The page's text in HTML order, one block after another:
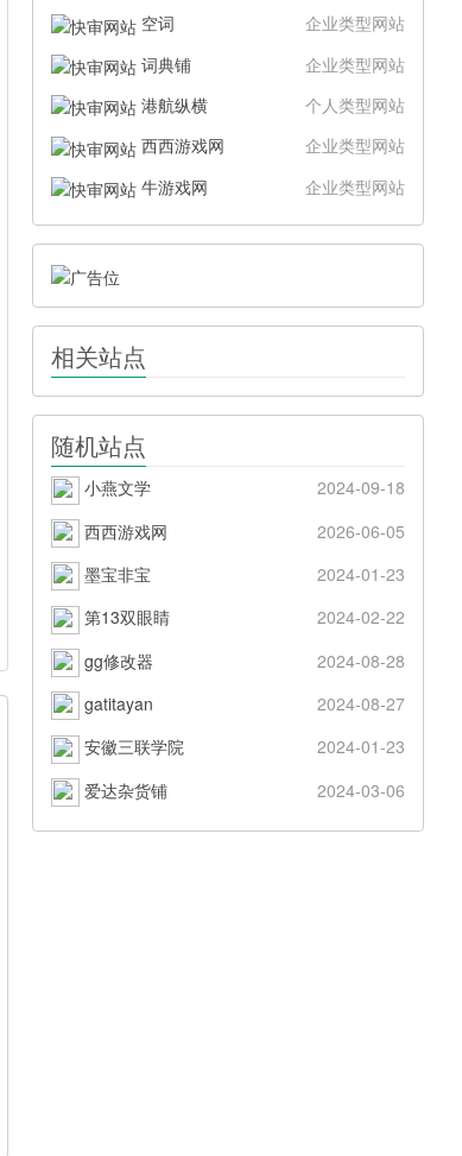
空词
企业类型网站
词典铺
企业类型网站
港航纵横
个人类型网站
西西游戏网
企业类型网站
牛游戏网
企业类型网站
相关站点
随机站点
小燕文学
2024-09-18
西西游戏网
2026-06-05
墨宝非宝
2024-01-23
第13双眼睛
2024-02-22
gg修改器
2024-08-28
gatitayan
2024-08-27
安徽三联学院
2024-01-23
爱达杂货铺
2024-03-06